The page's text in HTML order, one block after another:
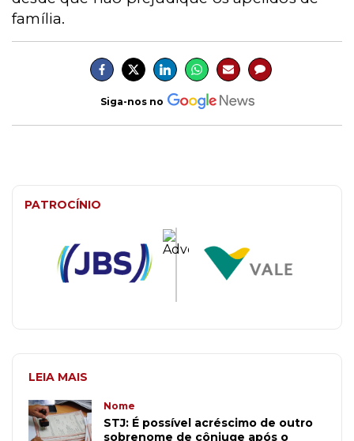
família.
Siga-nos no
PATROCÍNIO
LEIA MAIS
Nome
STJ: É possível acréscimo de outro
sobrenome de cônjuge após o